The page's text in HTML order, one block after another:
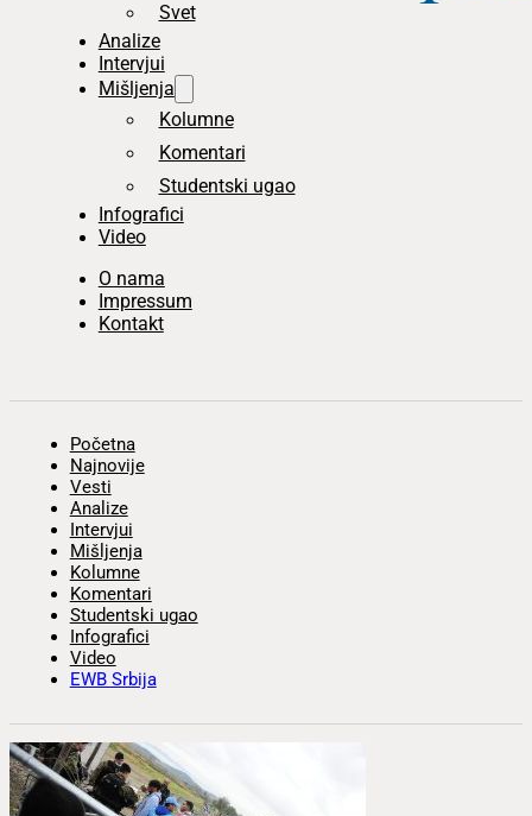
Svet
Analize
Intervjui
Mišljenja
Kolumne
Komentari
Studentski ugao
Infografici
Video
O nama
Impressum
Kontakt
Početna
Najnovije
Vesti
Analize
Intervjui
Mišljenja
Kolumne
Komentari
Studentski ugao
Infografici
Video
EWB Srbija